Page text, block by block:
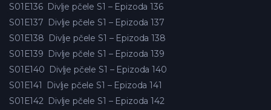
S01E136 Divlje pčele S1 – Epizoda 136
S01E137 Divlje pčele S1 – Epizoda 137
S01E138 Divlje pčele S1 – Epizoda 138
S01E139 Divlje pčele S1 – Epizoda 139
S01E140 Divlje pčele S1 – Epizoda 140
S01E141
Divlje pčele S1 – Epizoda 141
S01E142 Divlje pčele S1 – Epizoda 142